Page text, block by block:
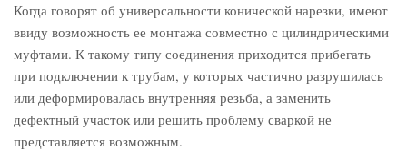
Когда говорят об универсальности конической нарезки, имеют
ввиду возможность ее монтажа совместно с цилиндрическими
муфтами. К такому типу соединения приходится прибегать
при подключении к трубам, у которых частично разрушилась
или деформировалась внутренняя резьба, а заменить
дефектный участок или решить проблему сваркой не
представляется возможным.